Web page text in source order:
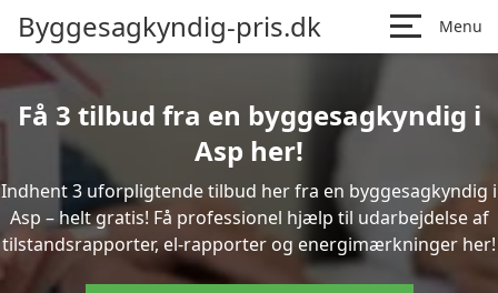
Byggesagkyndig-pris.dk Menu
Få 3 tilbud fra en byggesagkyndig i
Asp her!
Indhent 3 uforpligtende tilbud her fra en byggesagkyndig i
Asp – helt gratis! Få professionel hjælp til udarbejdelse af
tilstandsrapporter, el-rapporter og energimærkninger her!